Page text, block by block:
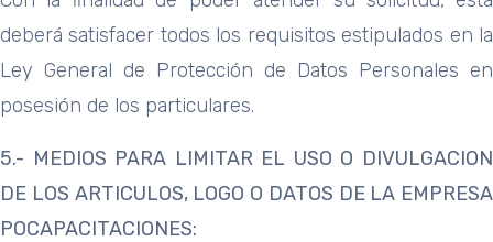
deberá satisfacer todos los requisitos estipulados en la
Ley General de Protección de Datos Personales en
posesión de los particulares.
5.- MEDIOS PARA LIMITAR EL USO O DIVULGACION
DE LOS ARTICULOS, LOGO O DATOS DE LA EMPRESA
POCAPACITACIONES: